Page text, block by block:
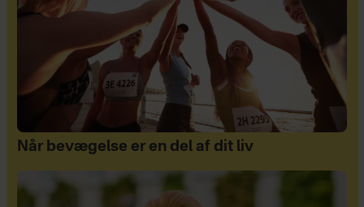
Når bevægelse er en del af dit liv